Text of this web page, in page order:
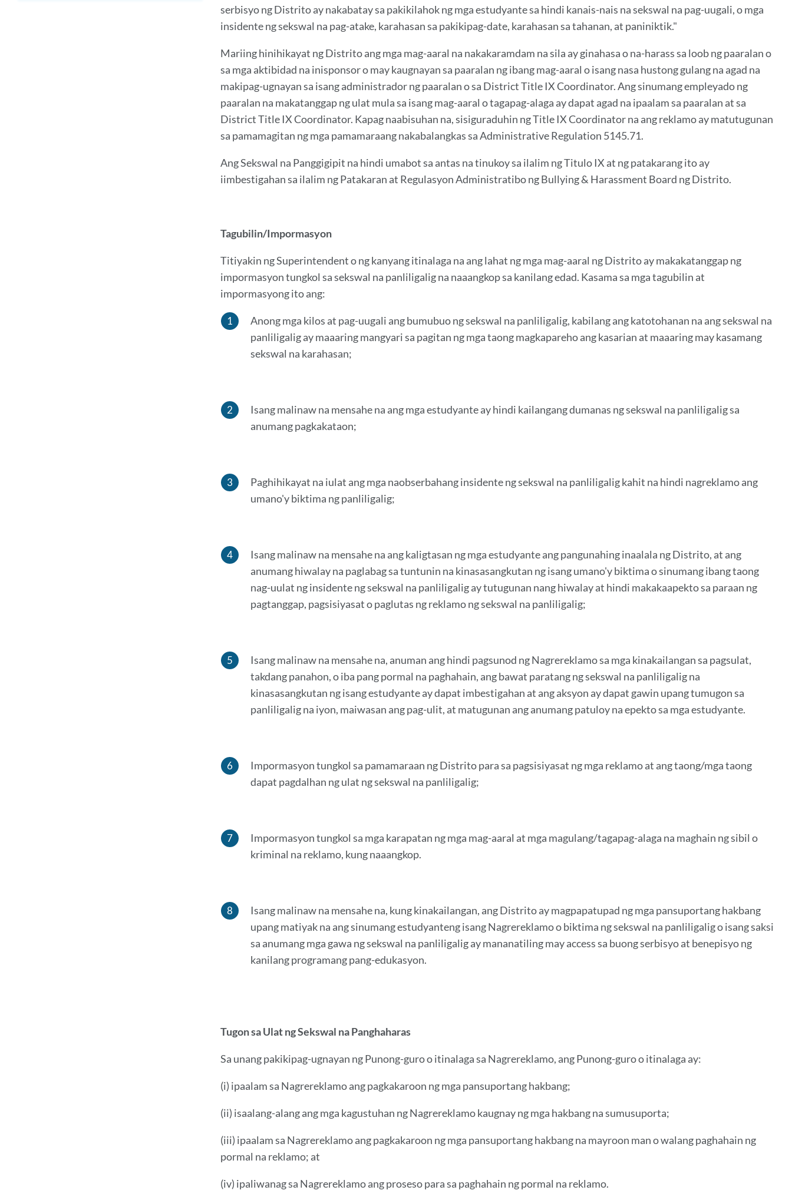
serbisyo ng Distrito ay nakabatay sa pakikilahok ng mga estudyante sa hindi kanais-nais na sekswal na pag-uugali, o mga
insidente ng sekswal na pag-atake, karahasan sa pakikipag-date, karahasan sa tahanan, at paniniktik."
Mariing hinihikayat ng Distrito ang mga mag-aaral na nakakaramdam na sila ay ginahasa o na-harass sa loob ng paaralan o
sa mga aktibidad na inisponsor o may kaugnayan sa paaralan ng ibang mag-aaral o isang nasa hustong gulang na agad na
makipag-ugnayan sa isang administrador ng paaralan o sa District Title IX Coordinator. Ang sinumang empleyado ng
paaralan na makatanggap ng ulat mula sa isang mag-aaral o tagapag-alaga ay dapat agad na ipaalam sa paaralan at sa
District Title IX Coordinator. Kapag naabisuhan na, sisiguraduhin ng Title IX Coordinator na ang reklamo ay matutugunan
sa pamamagitan ng mga pamamaraang nakabalangkas sa Administrative Regulation 5145.71.
Ang Sekswal na Panggigipit na hindi umabot sa antas na tinukoy sa ilalim ng Titulo IX at ng patakarang ito ay
iimbestigahan sa ilalim ng Patakaran at Regulasyon Administratibo ng Bullying & Harassment Board ng Distrito.
Tagubilin/Impormasyon
Titiyakin ng Superintendent o ng kanyang itinalaga na ang lahat ng mga mag-aaral ng Distrito ay makakatanggap ng
impormasyon tungkol sa sekswal na panliligalig na naaangkop sa kanilang edad. Kasama sa mga tagubilin at
impormasyong ito ang:
Anong mga kilos at pag-uugali ang bumubuo ng sekswal na panliligalig, kabilang ang katotohanan na ang sekswal na
panliligalig ay maaaring mangyari sa pagitan ng mga taong magkapareho ang kasarian at maaaring may kasamang
sekswal na karahasan;
Isang malinaw na mensahe na ang mga estudyante ay hindi kailangang dumanas ng sekswal na panliligalig sa
anumang pagkakataon;
Paghihikayat na iulat ang mga naobserbahang insidente ng sekswal na panliligalig kahit na hindi nagreklamo ang
umano'y biktima ng panliligalig;
Isang malinaw na mensahe na ang kaligtasan ng mga estudyante ang pangunahing inaalala ng Distrito, at ang
anumang hiwalay na paglabag sa tuntunin na kinasasangkutan ng isang umano'y biktima o sinumang ibang taong
nag-uulat ng insidente ng sekswal na panliligalig ay tutugunan nang hiwalay at hindi makakaapekto sa paraan ng
pagtanggap, pagsisiyasat o paglutas ng reklamo ng sekswal na panliligalig;
Isang malinaw na mensahe na, anuman ang hindi pagsunod ng Nagrereklamo sa mga kinakailangan sa pagsulat,
takdang panahon, o iba pang pormal na paghahain, ang bawat paratang ng sekswal na panliligalig na
kinasasangkutan ng isang estudyante ay dapat imbestigahan at ang aksyon ay dapat gawin upang tumugon sa
panliligalig na iyon, maiwasan ang pag-ulit, at matugunan ang anumang patuloy na epekto sa mga estudyante.
Impormasyon tungkol sa pamamaraan ng Distrito para sa pagsisiyasat ng mga reklamo at ang taong/mga taong
dapat pagdalhan ng ulat ng sekswal na panliligalig;
Impormasyon tungkol sa mga karapatan ng mga mag-aaral at mga magulang/tagapag-alaga na maghain ng sibil o
kriminal na reklamo, kung naaangkop.
Isang malinaw na mensahe na, kung kinakailangan, ang Distrito ay magpapatupad ng mga pansuportang hakbang
upang matiyak na ang sinumang estudyanteng isang Nagrereklamo o biktima ng sekswal na panliligalig o isang saksi
sa anumang mga gawa ng sekswal na panliligalig ay mananatiling may access sa buong serbisyo at benepisyo ng
kanilang programang pang-edukasyon.
Tugon sa Ulat ng Sekswal na Panghaharas
Sa unang pakikipag-ugnayan ng Punong-guro o itinalaga sa Nagrereklamo, ang Punong-guro o itinalaga ay:
(i) ipaalam sa Nagrereklamo ang pagkakaroon ng mga pansuportang hakbang;
(ii) isaalang-alang ang mga kagustuhan ng Nagrereklamo kaugnay ng mga hakbang na sumusuporta;
(iii) ipaalam sa Nagrereklamo ang pagkakaroon ng mga pansuportang hakbang na mayroon man o walang paghahain ng
pormal na reklamo; at
(iv) ipaliwanag sa Nagrereklamo ang proseso para sa paghahain ng pormal na reklamo.